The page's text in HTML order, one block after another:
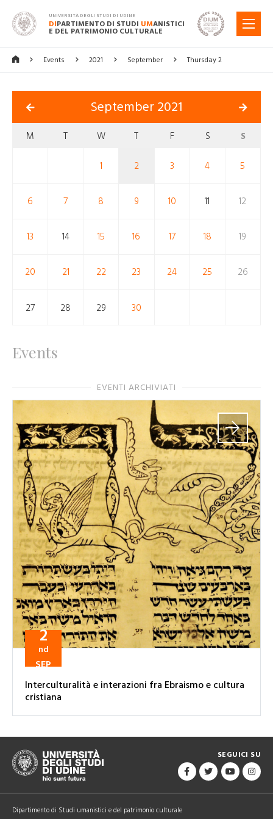
UNIVERSITÀ DEGLI STUDI DI UDINE
DIPARTIMENTO DI STUDI UMANISTICI
E DEL PATRIMONIO CULTURALE
MENU
Events 2021 September Thursday 2
September 2021
M T W T F S S
1 2 3 4 5
6 7 8 9 10 11 12
13 14 15 16 17 18 19
20 21 22 23 24 25 26
27 28 29 30
Events
EVENTI ARCHIVIATI
2
nd
SEP
Interculturalità e interazioni fra Ebraismo e cultura
cristiana
SEGUICI SU
Dipartimento di Studi umanistici e del patrimonio culturale